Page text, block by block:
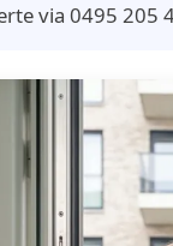
via 0495 205